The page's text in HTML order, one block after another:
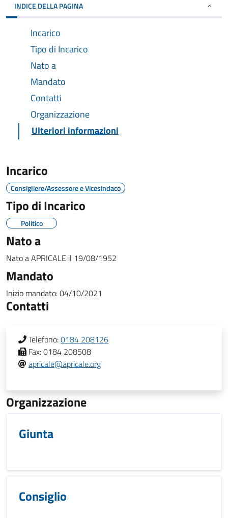
INDICE DELLA PAGINA
Incarico
Tipo di Incarico
Nato a
Mandato
Contatti
Organizzazione
Ulteriori informazioni
Incarico
Consigliere/Assessore e Vicesindaco
Tipo di Incarico
Politico
Nato a
Nato aAPRICALE il 19/08/1952
Mandato
Inizio mandato:04/10/2021
Contatti
Telefono:0184 208126
Fax:0184 208508
apricale@apricale.org
Organizzazione
Giunta
Consiglio